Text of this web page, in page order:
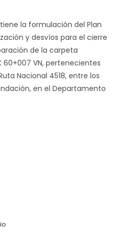
la formulación del Plan
y desvíos para el cierre
de la carpeta
VN, pertenecientes
Nacional 4518, entre los
en el Departamento